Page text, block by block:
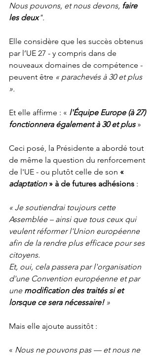
Nous pouvons, et nous devons, faire
les deux".
Elle considère que les succès obtenus
par l’UE 27 - y compris dans de
nouveaux domaines de compétence -
peuvent être « parachevés à 30 et plus
».
Et elle affirme : « l'Équipe Europe (à 27)
fonctionnera également à 30 et plus »
Ceci posé, la Présidente a abordé tout
de même la question du renforcement
de l'UE - ou plutôt celle de son «
adaptation » à de futures adhésions :
« Je soutiendrai toujours cette
Assemblée – ainsi que tous ceux qui
veulent réformer l'Union européenne
afin de la rendre plus efficace pour ses
citoyens.
Et, oui, cela passera par l'organisation
d'une Convention européenne et par
une modification des traités si et
lorsque ce sera nécessaire! »
Mais elle ajoute aussitôt :
« Nous ne pouvons pas — et nous ne